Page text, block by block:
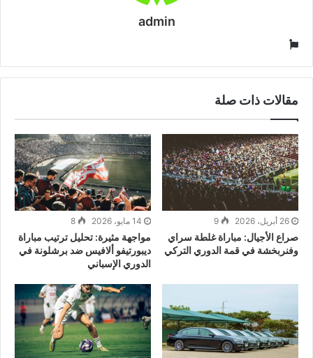
admin
مقالات ذات صلة
26 أبريل، 2026 9
صراع الأجيال: مباراة غلطة سراي
وفنربخشة في قمة الدوري التركي
14 مايو، 2026 8
مواجهة مثيرة: تحليل ترتيب مباراة
ديبورتيفو ألافيس ضد برشلونة في
الدوري الإسباني